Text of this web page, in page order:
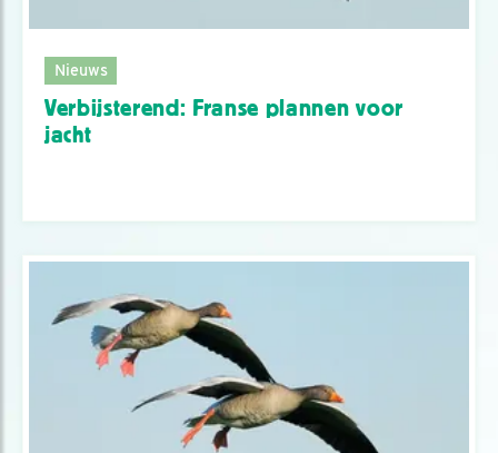
Nieuws
Verbijsterend: Franse plannen voor
jacht